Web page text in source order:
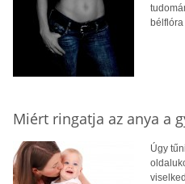
Miért ringatja az anya a
Úgy